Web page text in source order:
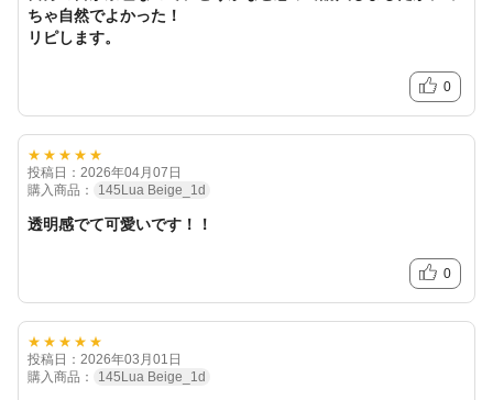
ちゃ自然でよかった！
リピします。
0
★★★★★
投稿日：2026年04月07日
購入商品：
145Lua Beige_1d
透明感でて可愛いです！！
0
★★★★★
投稿日：2026年03月01日
購入商品：
145Lua Beige_1d
前の写真